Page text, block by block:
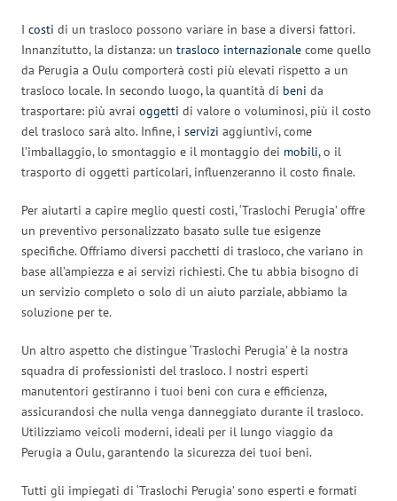
I costi di un trasloco possono variare in base a diversi fattori.
Innanzitutto, la distanza: un trasloco internazionale come quello
da Perugia a Oulu comporterà costi più elevati rispetto a un
trasloco locale. In secondo luogo, la quantità di beni da
trasportare: più avrai oggetti di valore o voluminosi, più il costo
del trasloco sarà alto. Infine, i servizi aggiuntivi, come
l’imballaggio, lo smontaggio e il montaggio dei mobili, o il
trasporto di oggetti particolari, influenzeranno il costo finale.
Per aiutarti a capire meglio questi costi, ‘Traslochi Perugia’ offre
un preventivo personalizzato basato sulle tue esigenze
specifiche. Offriamo diversi pacchetti di trasloco, che variano in
base all’ampiezza e ai servizi richiesti. Che tu abbia bisogno di
un servizio completo o solo di un aiuto parziale, abbiamo la
soluzione per te.
Un altro aspetto che distingue ‘Traslochi Perugia’ è la nostra
squadra di professionisti del trasloco. I nostri esperti
manutentori gestiranno i tuoi beni con cura e efficienza,
assicurandosi che nulla venga danneggiato durante il trasloco.
Utilizziamo veicoli moderni, ideali per il lungo viaggio da
Perugia a Oulu, garantendo la sicurezza dei tuoi beni.
Tutti gli impiegati di ‘Traslochi Perugia’ sono esperti e formati